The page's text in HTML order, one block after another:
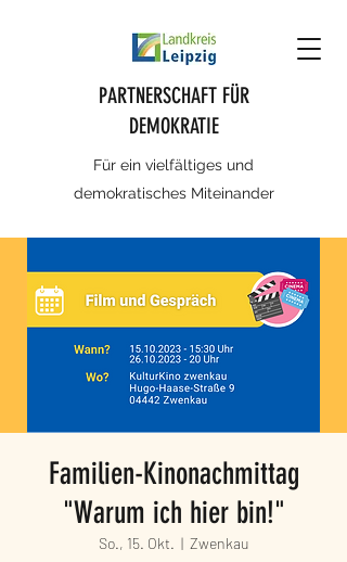
PARTNERSCHAFT FÜR
DEMOKRATIE
Für ein vielfältiges und
demokratisches Miteinander
Familien-Kinonachmittag
"Warum ich hier bin!"
So., 15. Okt.
  |
Zwenkau